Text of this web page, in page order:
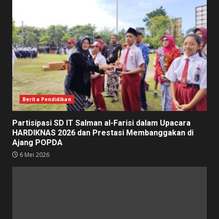
Berita Pendidikan
Partisipasi SD IT Salman al-Farisi dalam Upacara
HARDIKNAS 2026 dan Prestasi Membanggakan di
Ajang POPDA
6 Mei 2026